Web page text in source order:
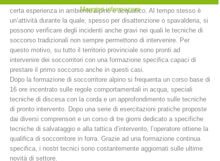
Stazioni del soccorso alpino
certa esperienza in ambiente alpino e acquatico. Al tempo stesso è
un’attività durante la quale, spesso per disattenzione o spavalderia, si
possono verificare degli incidenti anche gravi nei quali le tecniche di
soccorso tradizionali non sempre permettono di intervenire. Per
questo motivo, su tutto il territorio provinciale sono pronti ad
intervenire dei soccorritori con una formazione specifica capaci di
prestare il primo soccorso anche in questi casi.
Dopo la formazione di soccorritore alpino si frequenta un corso base di
16 ore incentrato sulle regole comportamentali in acqua, speciali
tecniche di discesa con la corda e un approfondimento sulle tecniche
di pronto intervento. Dopo una serie di esercitazioni pratiche proposte
dai diversi comprensori e un corso di tre giorni dedicato a specifiche
tecniche di salvataggio e alla tattica d’intervento, l’operatore ottiene la
qualifica di soccorritore in forra. Grazie ad una formazione continua
specifica, i nostri tecnici sono costantemente aggiornati sulle ultime
novità di settore.
Maggiori informazioni